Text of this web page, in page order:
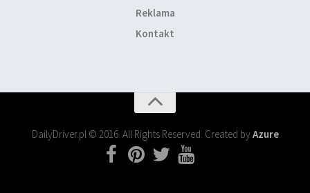
Reklama
Kontakt
DailyDriver.pl © 2016. All Rights Reserved. Created byAzure